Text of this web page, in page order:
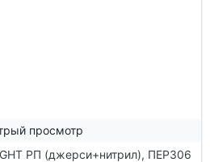
просмотр
РП (джерси+нитрил), ПЕР306